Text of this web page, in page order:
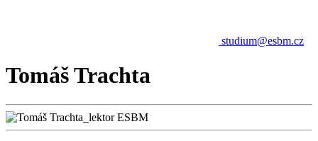
studium@esbm.cz
Tomáš Trachta